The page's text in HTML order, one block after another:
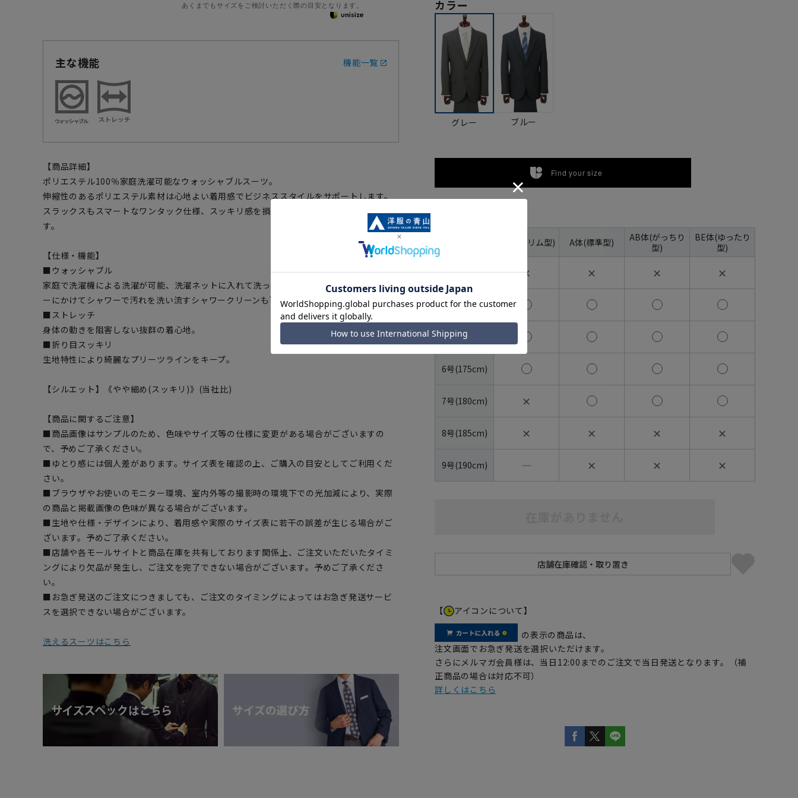
あくまでもサイズをご検討いただく際の目安となります。
主な機能 機能一覧
【商品詳細】
ポリエステル100％家庭洗濯可能なウォッシャブルスーツ。
伸縮性のあるポリエステル素材は心地よい着用感でビジネススタイルをサポートします。
スラックスもスマートなワンタック仕様、スッキリ感を損なわず程よいゆとりを与えま
す。
【仕様・機能】
■ウォッシャブル
家庭で洗濯機による洗濯が可能、洗濯ネットに入れて洗っていただけます。さらにハンガ
ーにかけてシャワーで汚れを洗い流すシャワークリーンも可能です。
■ストレッチ
身体の動きを阻害しない抜群の着心地。
■折り目スッキリ
生地特性により綺麗なプリーツラインをキープ。
【シルエット】《やや細め(スッキリ)》(当社比)
【商品に関するご注意】
■商品画像はサンプルのため、色味やサイズ等の仕様に変更がある場合がございますの
で、予めご了承ください。
■ゆとり感には個人差があります。サイズ表を確認の上、ご購入の目安としてご利用くだ
さい。
■ブラウザやお使いのモニター環境、室内外等の撮影時の環境下での光加減により、実際
の商品と掲載画像の色味が異なる場合がございます。
■生地や仕様・デザインにより、着用感や実際のサイズ表に若干の誤差が生じる場合がご
ざいます。予めご了承ください。
■店舗や各モールサイトと商品在庫を共有しております関係上、ご注文いただいたタイミ
ングにより欠品が発生し、ご注文を完了できない場合がございます。予めご了承くださ
い。
■お急ぎ発送のご注文につきましても、ご注文のタイミングによってはお急ぎ発送サービ
スを選択できない場合がございます。
洗えるスーツはこちら
カラー
グレー ブルー
Find your size
YA体(スリム型) A体(標準型)
AB体(がっちり
型)
BE体(ゆったり
型)
3号(160cm) ✕ ✕ ✕ ✕
4号(165cm)
5号(170cm)
6号(175cm)
7号(180cm) ✕
8号(185cm) ✕ ✕ ✕ ✕
9号(190cm) ― ✕ ✕ ✕
【 アイコンについて】
の表示の商品は、
注文画面でお急ぎ発送を選択いただけます。
さらにメルマガ会員様は、当日12:00までのご注文で当日発送となります。（補
正商品の場合は対応不可）
詳しくはこちら